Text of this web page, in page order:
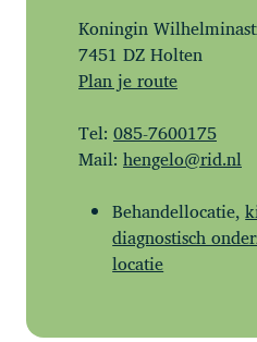
Koningin
7451 DZ Holten
Plan je route
Tel: 085-7600175
Mail: hengelo@rid.nl
Behandellocatie,
diagnostisch
locatie